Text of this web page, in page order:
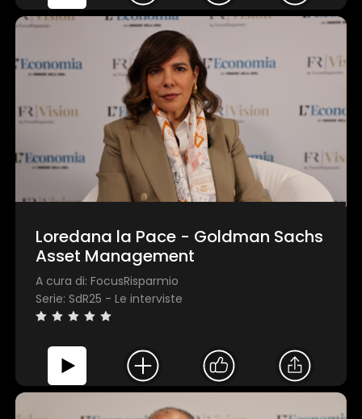
Loredana la Pace - Goldman Sachs
Asset Management
A cura di: FocusRisparmio
Serie: SdR25 - Le interviste